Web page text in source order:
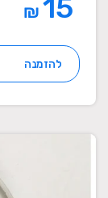
₪
להזמנה